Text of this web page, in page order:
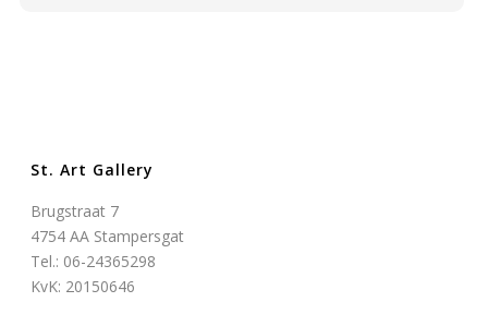
St. Art Gallery
Brugstraat 7
4754 AA Stampersgat
Tel.: 06-24365298
KvK: 20150646